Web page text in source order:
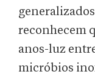
reconhecem
anos-luz
micróbios